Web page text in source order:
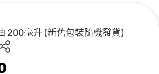
200毫升 (新舊包裝隨機發貨)